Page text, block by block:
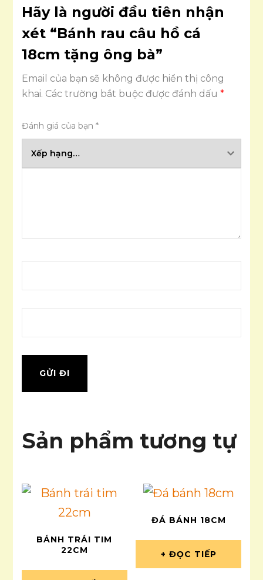
Hãy là người đầu tiên nhận
xét “Bánh rau câu hồ cá
18cm tặng ông bà”
Email của bạn sẽ không được hiển thị công
khai. Các trường bắt buộc được đánh dấu*
Đánh giá của bạn*
Sản phẩm tương tự
BÁNH TRÁI TIM
22CM
ĐÁ BÁNH 18CM
ĐỌC TIẾP